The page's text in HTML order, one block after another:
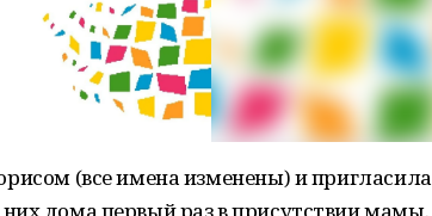
(все имена изменены) и пригласила